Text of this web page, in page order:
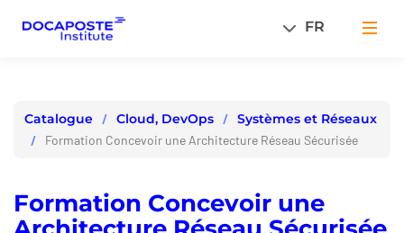
FR
Catalogue Cloud, DevOps Systèmes et Réseaux
Formation Concevoir une Architecture Réseau Sécurisée
Formation Concevoir une